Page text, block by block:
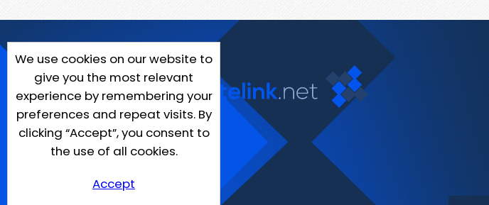
We use cookies on our website to
give you the most relevant
experience by remembering your
preferences and repeat visits. By
clicking “Accept”, you consent to
the use of all cookies.
Accept